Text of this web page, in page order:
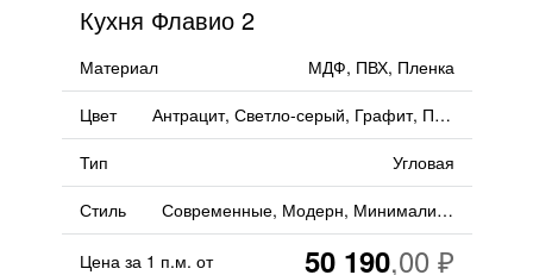
Кухня Флавио 2
Материал
МДФ, ПВХ, Пленка
Цвет
Антрацит, Светло-серый, Графит, Под мрамор, Ваниль, Черный
Тип
Угловая
Стиль
Современные, Модерн, Минимализм
Цена за 1 п.м. от 50 190